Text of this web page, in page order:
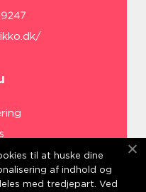
os
til at huske dine
af indhold og
med tredjepart. Ved